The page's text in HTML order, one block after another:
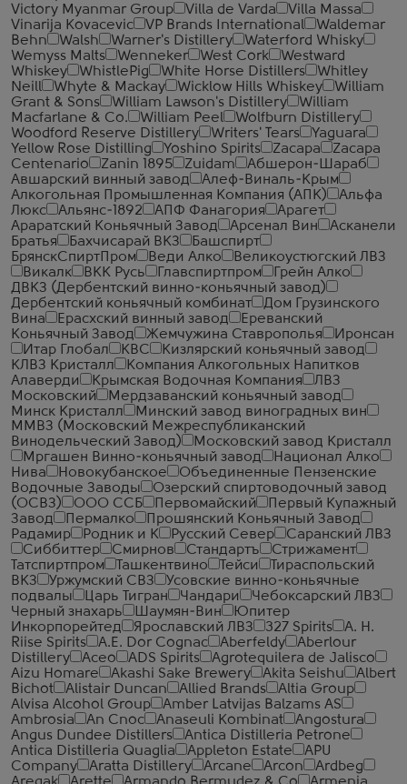
Victory Myanmar Group
Villa de Varda
Villa Massa
Vinarija Kovacevic
VP Brands International
Waldemar
Behn
Walsh Warner's Distillery
Waterford Whisky
Wemyss Malts
Wenneker West Cork
Westward
Whiskey
WhistlePig White Horse Distillers
Whitley
Neill
Whyte & Mackay Wicklow Hills Whiskey
William
Grant & Sons
William Lawson's Distillery
William
Macfarlane & Co.
William Peel
Wolfburn Distillery
Woodford Reserve Distillery
Writers' Tears
Yaguara
Yellow Rose Distilling
Yoshino Spirits Zacapa
Zacapa
Centenario
Zanin 1895 Zuidam
Абшерон-Шараб
Авшарский винный завод
Алеф-Виналь-Крым
Алкогольная Промышленная Компания (АПК)
Альфа
Люкс
Альянс-1892 АПФ Фанагория
Арагет
Араратский Коньячный Завод
Арсенал Вин
Асканели
Братья
Бахчисарай ВКЗ
Башспирт
БрянскСпиртПром
Веди Алко
Великоустюгский ЛВЗ
Викалк
ВКК Русь Главспиртпром
Грейн Алко
ДВКЗ (Дербентский винно-коньячный завод)
Дербентский коньячный комбинат
Дом Грузинского
Вина
Ерасхский винный завод
Ереванский
Коньячный Завод
Жемчужина Ставрополья
Иронсан
Итар Глобал
КВС
Кизлярский коньячный завод
КЛВЗ Кристалл
Компания Алкогольных Напитков
Алаверди
Крымская Водочная Компания
ЛВЗ
Московский
Мердзаванский коньячный завод
Минск Кристалл
Минский завод виноградных вин
ММВЗ (Московский Межреспубликанский
Винодельческий Завод)
Московский завод Кристалл
Мргашен Винно-коньячный завод
Национал Алко
Нива
Новокубанское
Объединенные Пензенские
Водочные Заводы
Озерский спиртоводочный завод
(ОСВЗ)
ООО ССБ Первомайский
Первый Купажный
Завод
Пермалко
Прошянский Коньячный Завод
Радамир
Родник и К Русский Север
Саранский ЛВЗ
Сиббиттер
Смирнов Стандартъ
Стрижамент
Татспиртпром
Ташкентвино Тейси
Тираспольский
ВКЗ
Уржумский СВЗ
Усовские винно-коньячные
подвалы
Царь Тигран Чандари
Чебоксарский ЛВЗ
Черный знахарь
Шаумян-Вин
Юпитер
Инкорпорейтед
Ярославский ЛВЗ 327 Spirits
A. H.
Riise Spirits
A.E. Dor Cognac Aberfeldy
Aberlour
Distillery
Aceo ADS Spirits
Agrotequilera de Jalisco
Aizu Homare
Akashi Sake Brewery Akita Seishu
Albert
Bichot
Alistair Duncan Allied Brands
Altia Group
Alvisa Alcohol Group
Amber Latvijas Balzams AS
Ambrosia
An Cnoc Anaseuli Kombinat
Angostura
Angus Dundee Distillers
Antica Distilleria Petrone
Antica Distilleria Quaglia
Appleton Estate
APU
Company
Aratta Distillery Arcane Arcon
Ardbeg